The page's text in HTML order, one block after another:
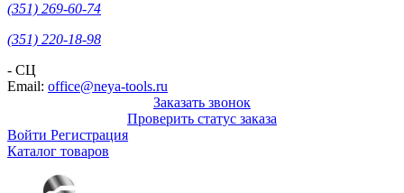
(351) 269-60-74
(351) 220-18-98
- СЦ
Email: office@neya-tools.ru
Заказать звонок
Проверить статус заказа
Войти Регистрация
Каталог товаров